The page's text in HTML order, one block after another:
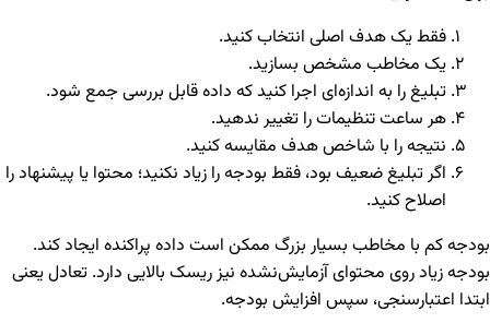
فقط یک هدف اصلی انتخاب کنید.
یک مخاطب مشخص بسازید.
تبلیغ را به اندازه‌ای اجرا کنید که داده قابل بررسی جمع شود.
هر ساعت تنظیمات را تغییر ندهید.
نتیجه را با شاخص هدف مقایسه کنید.
اگر تبلیغ ضعیف بود، فقط بودجه را زیاد نکنید؛ محتوا یا پیشنهاد را
اصلاح کنید.
بودجه کم با مخاطب بسیار بزرگ ممکن است داده پراکنده ایجاد کند.
بودجه زیاد روی محتوای آزمایش‌نشده نیز ریسک بالایی دارد. تعادل یعنی
ابتدا اعتبارسنجی، سپس افزایش بودجه.